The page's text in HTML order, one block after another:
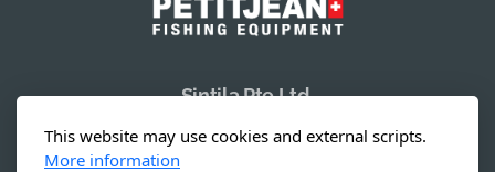
Sintila Pte Ltd.
Singapore 788 713
This website may use cookies and external scripts.
More information